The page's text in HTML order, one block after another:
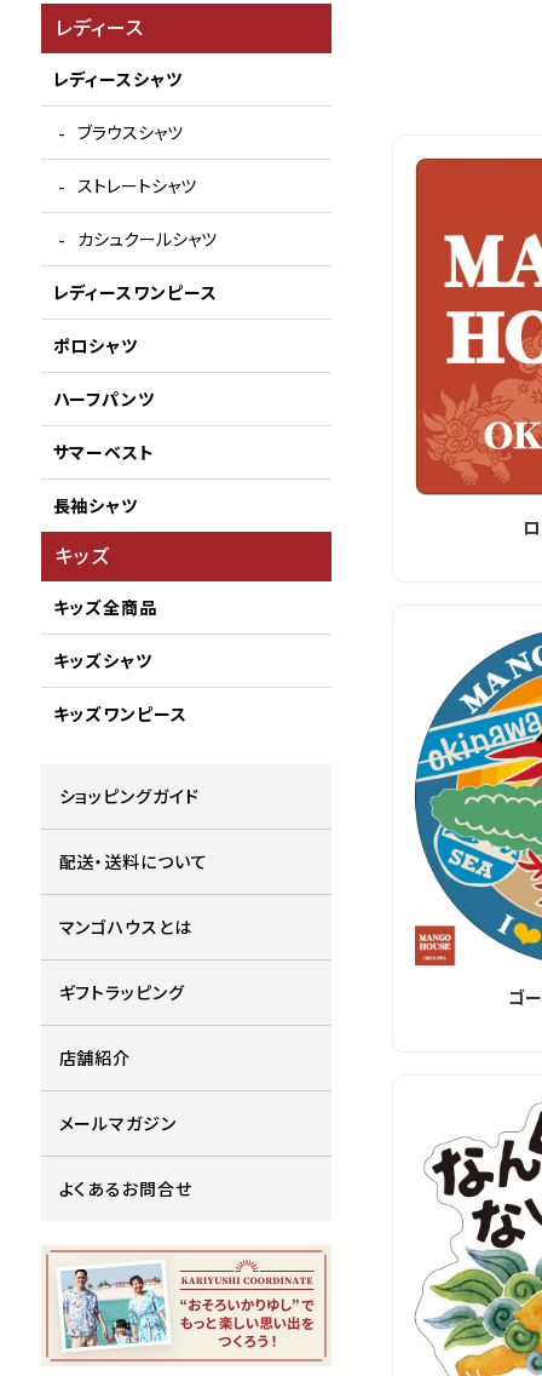
レディース
レディースシャツ
ブラウスシャツ
ストレートシャツ
カシュクールシャツ
レディースワンピース
ポロシャツ
ハーフパンツ
サマーベスト
長袖シャツ
キッズ
キッズ全商品
キッズシャツ
キッズワンピース
ショッピングガイド
配送・送料について
マンゴハウスとは
ギフトラッピング
店舗紹介
メールマガジン
よくあるお問合せ
ゴ